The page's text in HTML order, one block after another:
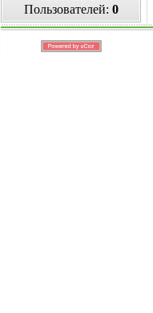
Пользователей: 0